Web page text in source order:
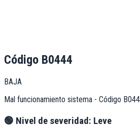
Código B0444
BAJA
Mal funcionamiento sistema - Código
🟢 Nivel de severidad: Leve